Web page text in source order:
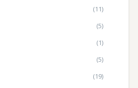
(11)
(5)
(1)
(5)
(19)